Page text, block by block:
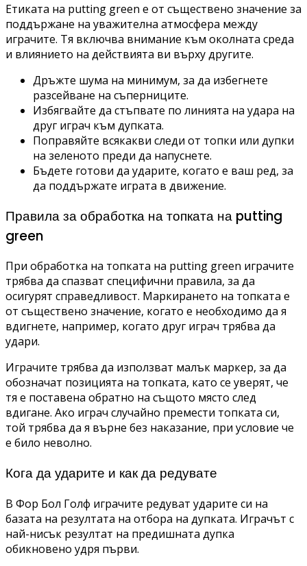
Етиката на putting green е от съществено значение за
поддържане на уважителна атмосфера между
играчите. Тя включва внимание към околната среда
и влиянието на действията ви върху другите.
Дръжте шума на минимум, за да избегнете
разсейване на съперниците.
Избягвайте да стъпвате по линията на удара на
друг играч към дупката.
Поправяйте всякакви следи от топки или дупки
на зеленото преди да напуснете.
Бъдете готови да ударите, когато е ваш ред, за
да поддържате играта в движение.
Правила за обработка на топката на putting
green
При обработка на топката на putting green играчите
трябва да спазват специфични правила, за да
осигурят справедливост. Маркирането на топката е
от съществено значение, когато е необходимо да я
вдигнете, например, когато друг играч трябва да
удари.
Играчите трябва да използват малък маркер, за да
обозначат позицията на топката, като се уверят, че
тя е поставена обратно на същото място след
вдигане. Ако играч случайно премести топката си,
той трябва да я върне без наказание, при условие че
е било неволно.
Кога да ударите и как да редувате
В Фор Бол Голф играчите редуват ударите си на
базата на резултата на отбора на дупката. Играчът с
най-нисък резултат на предишната дупка
обикновено удря първи.